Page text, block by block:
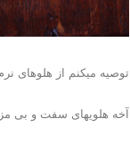
توصیه میکنم از هلوهای
آخه هلویهای سفت و بی